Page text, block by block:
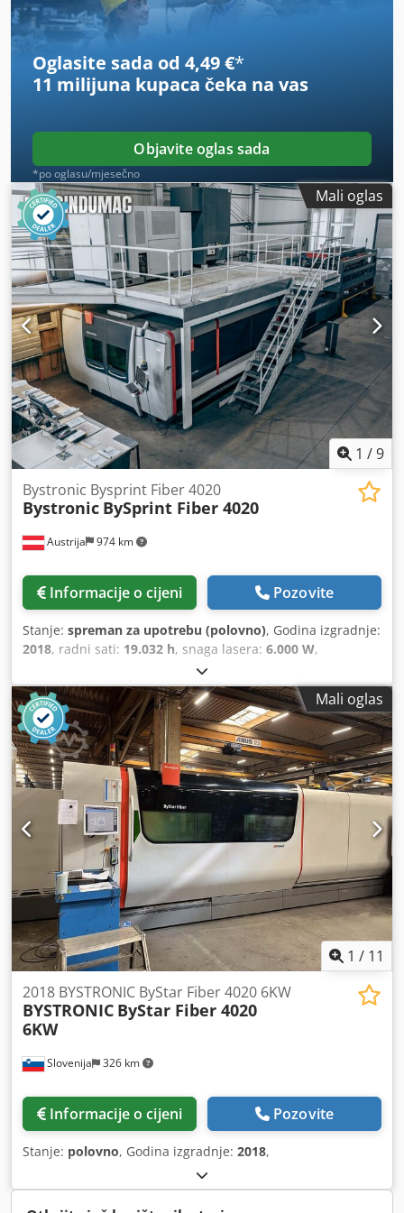
Oglasite sada od 4,49 €*
11 milijuna kupaca čeka na vas
Objavite oglas sada
*po oglasu/mjesečno
Mali oglas
1 /9
Austrija 974 km
Bystronic Bysprint Fiber 4020
Bystronic BySprint Fiber 4020
Informacije o cijeni Pozovite
Stanje: spreman za upotrebu (polovno), Godina izgradnje:
2018, radni sati: 19.032 h, snaga lasera: 6.000 W,
4.000 mm
broj osovina:3,
Mali oglas
1 / 11
Slovenija 326 km
2018 BYSTRONIC ByStar Fiber 4020 6KW
BYSTRONIC ByStar Fiber 4020
6KW
Informacije o cijeni Pozovite
Stanje: polovno, Godina izgradnje: 2018,